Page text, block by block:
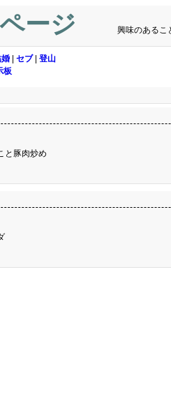
ージ 興味のあるこ
婚 セブ| 登山
板
と豚肉炒め